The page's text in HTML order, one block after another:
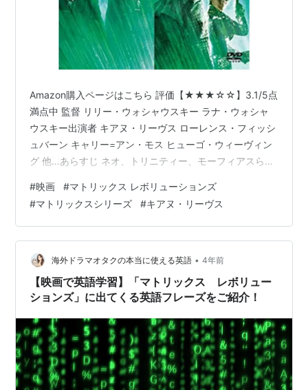
Amazon購入ページはこちら 評価【★★★☆☆】3.1/5点
満点中 監督 リリー・ウォシャウスキー ラナ・ウォシャ
ウスキー出演者 キアヌ・リーヴス ローレンス・フィッシ
ュバーン キャリー=アン・モス ヒューゴ・ウィーヴィン
グ 他…あらすじ ネオ、トリニティー、モーフィアスらは
際に立たされていた。ネオは人類がいまだかつて踏み入
れたことのない領域＝マシン・シティーの心臓部に入り
込む。そして1秒毎にパワーを増し、マシンにさえも制御
不能となったスミスと最後の対決を迎えた･･･。“マトリ
ックス”3部作、衝撃の最終章! フィルマークスよりあらす
じ抜粋 f…
#映画 #マトリックス レボリューションズ
#マトリックスシリーズ #キアヌ・リーヴス
海外ドラマオタクの本当に使える英語 • 4年前
【映画で英語学習】「マトリックス レボリュー
ションズ」に出てくる英語フレーズをご紹介！